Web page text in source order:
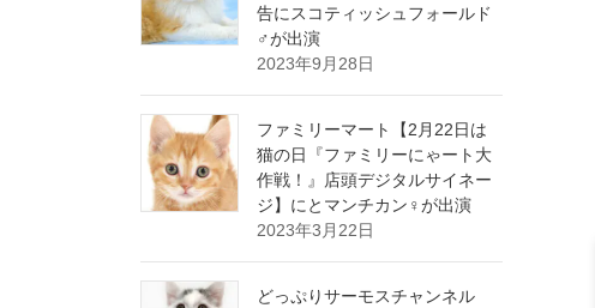
告にスコティッシュフォールド
♂が出演
2023年9月28日
ファミリーマート【2月22日は
猫の日『ファミリーにゃート大
作戦！』店頭デジタルサイネー
ジ】にとマンチカン♀が出演
2023年3月22日
どっぷりサーモスチャンネル